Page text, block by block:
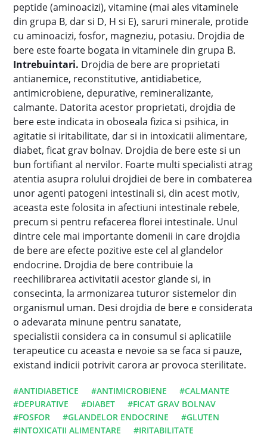
peptide (aminoacizi), vitamine (mai ales vitaminele
din grupa B, dar si D, H si E), saruri minerale, protide
cu aminoacizi, fosfor, magneziu, potasiu. Drojdia de
bere este foarte bogata in vitaminele din grupa B.
Intrebuintari. Drojdia de bere are proprietati
antianemice, reconstitutive, antidiabetice,
antimicrobiene, depurative, remineralizante,
calmante. Datorita acestor proprietati, drojdia de
bere este indicata in oboseala fizica si psihica, in
agitatie si iritabilitate, dar si in intoxicatii alimentare,
diabet, ficat grav bolnav. Drojdia de bere este si un
bun fortifiant al nervilor. Foarte multi specialisti atrag
atentia asupra rolului drojdiei de bere in combaterea
unor agenti patogeni intestinali si, din acest motiv,
aceasta este folosita in afectiuni intestinale rebele,
precum si pentru refacerea florei intestinale. Unul
dintre cele mai importante domenii in care drojdia
de bere are efecte pozitive este cel al glandelor
endocrine. Drojdia de bere contribuie la
reechilibrarea activitatii acestor glande si, in
consecinta, la armonizarea tuturor sistemelor din
organismul uman. Desi drojdia de bere e considerata
o adevarata minune pentru sanatate,
specialistii considera ca in consumul si aplicatiile
terapeutice cu aceasta e nevoie sa se faca si pauze,
existand indicii potrivit carora ar provoca sterilitate.
#ANTIDIABETICE #ANTIMICROBIENE
#CALMANTE
#DEPURATIVE
#DIABET
#FICAT GRAV BOLNAV
#FOSFOR
#GLANDELOR ENDOCRINE
#GLUTEN
#INTOXICATII ALIMENTARE
#IRITABILITATE